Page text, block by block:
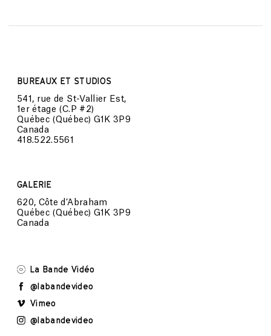
BUREAUX ET STUDIOS
541, rue de St-Vallier Est,
1er étage (C.P #2)
Québec (Québec) G1K 3P9
Canada
418.522.5561
GALERIE
620, Côte d’Abraham
Québec (Québec) G1K 3P9
Canada
La Bande Vidéo
@labandevideo
Vimeo
@labandevideo